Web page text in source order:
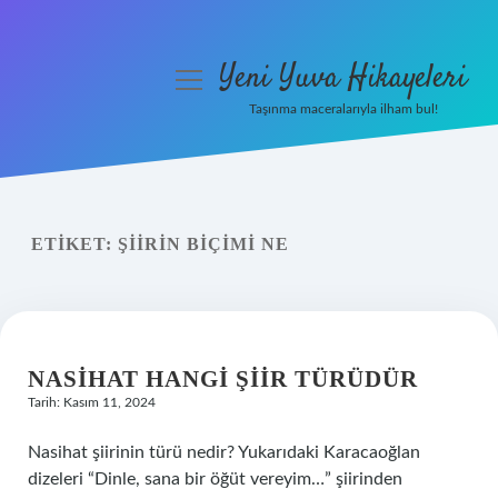
Yasal Uyarı
menüyüYeni Yuva Hikayeleri
Taşınma maceralarıyla ilham bul!
ETIKET: ŞIIRIN BIÇIMI NE
NASIHAT HANGI ŞIIR TÜRÜDÜR
Tarih: Kasım 11, 2024
Nasihat şiirinin türü nedir? Yukarıdaki Karacaoğlan
dizeleri “Dinle, sana bir öğüt vereyim…” şiirinden